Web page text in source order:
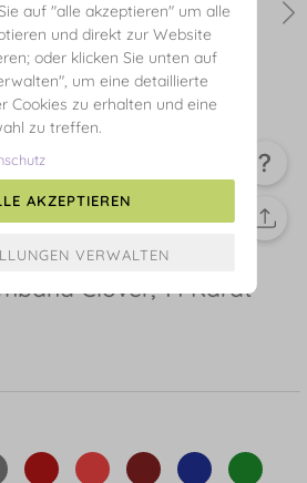
Clover, 14 Karat
auf "alle akzeptieren" um alle
und direkt zur Website
oder klicken Sie unten auf
um eine detaillierte
Cookies zu erhalten und eine
zu treffen.
AKZEPTIEREN